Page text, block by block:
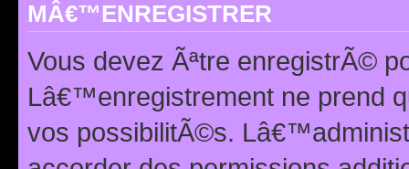
MÂ€™ENREGISTRER
Vous devez Ãªtre enregistrÃ©
Lâ€™enregistrement ne prend
vos possibilitÃ©s.